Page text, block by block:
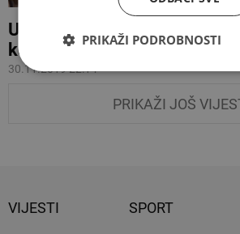
U Širokom Brijegu održan
koncert HKUD-a Hercegovac
30.11.2019 22:14
PRIKAŽI JOŠ
VIJESTI SPORT
PRIKAŽI PODROBNOSTI